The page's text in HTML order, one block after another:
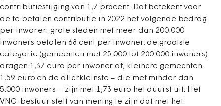
contributiestijging van 1,7 procent. Dat betekent voor
de te betalen contributie in 2022 het volgende bedrag
per inwoner: grote steden met meer dan 200.000
inwoners betalen 68 cent per inwoner, de grootste
categorie (gemeenten met 25.000 tot 200.000 inwoners)
dragen 1,37 euro per inwoner af, kleinere gemeenten
1,59 euro en de ­allerkleinste – die met minder dan
5.000 inwoners – zijn met 1,73 euro het duurst uit. Het
VNG-bestuur stelt van mening te zijn dat met het